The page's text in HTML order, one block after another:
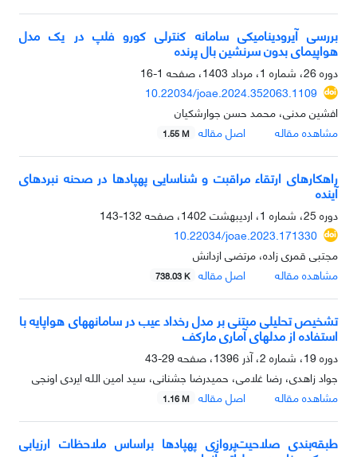
بررسی آیرودینامیکی سامانه کنترلی کورو فلپ در یک مدل
هواپیمای بدون سرنشین بال پرنده
دوره 26، شماره 1، مرداد 1403، صفحه
1-16
10.22034/joae.2024.352063.1109
افشین مدنی، محمد حسن جوارشکیان
مشاهده مقاله
اصل مقاله 1.55 M
راهکارهای ارتقاء مراقبت و شناسایی پهپادها در صحنه نبردهای
آینده
دوره 25، شماره 1، اردیبهشت 1402، صفحه
132-143
10.22034/joae.2023.171330
مجتبی قمری زاده، مرتضی ازدانش
مشاهده مقاله
اصل مقاله 738.03 K
تشخیص تحلیلی مبتنی بر مدل رخداد عیب در سامانههای هواپایه با
استفاده از مدلهای آماری مارکف
دوره 19، شماره 2، آذر 1396، صفحه
29-43
جواد زاهدی، رضا غلامی، حمیدرضا جشنانی، سید امین الله ایردی اونجی
مشاهده مقاله
اصل مقاله 1.16 M
طبقه‌بندی صلاحیت‌پروازی پهپادها براساس ملاحظات ارزیابی